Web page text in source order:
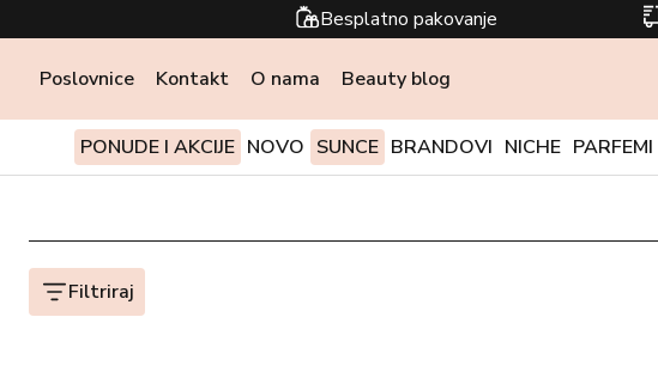
Besplatno pakovanje
Poslovnice Kontakt O nama Beauty blog
PONUDE I AKCIJE NOVO SUNCE BRANDOVI NICHE PARFEMI
Filtriraj